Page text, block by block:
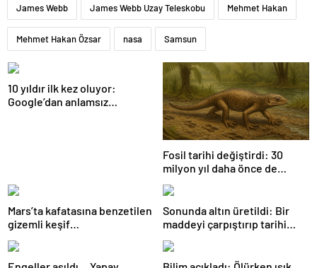
James Webb James Webb Uzay Teleskobu Mehmet Hakan
Mehmet Hakan Özsar nasa Samsun
10 yıldır ilk kez oluyor:
Google’dan anlamsız
Fosil tarihi değiştirdi: 30
milyon yıl daha önce de
Mars’ta kafatasına benzetilen
gizemli keşif…
Sonunda altın üretildi: Bir
maddeyi çarpıştırıp tarihi